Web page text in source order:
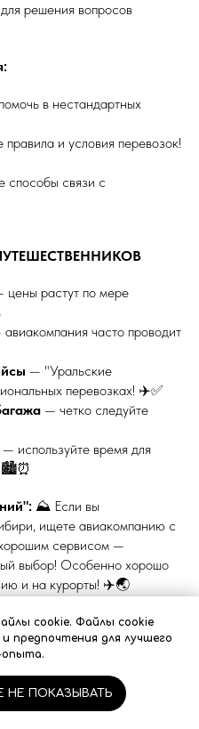
решения вопросов
в нестандартных
правила и условия перевозок!
способы связи с
цены растут по мере
часто проводит
— "Уральские
перевозках! ✈️✅
— четко следуйте
— используйте время для
🏙️⏰
⛰️ Если вы
ищете авиакомпанию с
сервисом —
выбор! Особенно хорошо
и на курорты! ✈️🌏
РОССИЙСКОЙ
cookie. Файлы cookie
предпочтения для лучшего
опыта.
ПОКАЗЫВАТЬ